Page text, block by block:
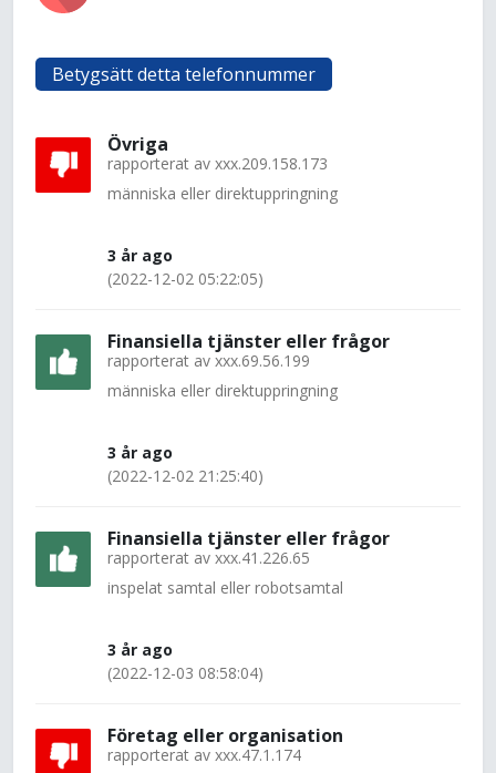
Betygsätt detta telefonnummer
Övriga
rapporterat av xxx.209.158.173
människa eller direktuppringning
3 år ago
(2022-12-02 05:22:05)
Finansiella tjänster eller frågor
rapporterat av xxx.69.56.199
människa eller direktuppringning
3 år ago
(2022-12-02 21:25:40)
Finansiella tjänster eller frågor
rapporterat av xxx.41.226.65
inspelat samtal eller robotsamtal
3 år ago
(2022-12-03 08:58:04)
Företag eller organisation
rapporterat av xxx.47.1.174